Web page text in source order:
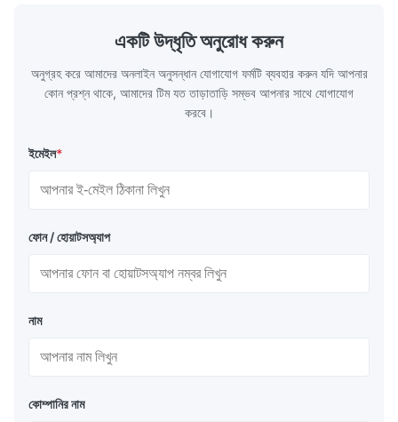
একটি উদ্ধৃতি অনুরোধ করুন
অনুগ্রহ করে আমাদের অনলাইন অনুসন্ধান যোগাযোগ ফর্মটি ব্যবহার করুন যদি আপনার
কোন প্রশ্ন থাকে, আমাদের টিম যত তাড়াতাড়ি সম্ভব আপনার সাথে যোগাযোগ
করবে।
ইমেইল*
ফোন / হোয়াটসঅ্যাপ
নাম
কোম্পানির নাম